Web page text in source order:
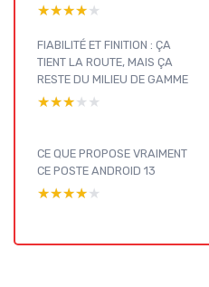
★★★★★
★★★★★
FIABILITÉ ET FINITION : ÇA
TIENT LA ROUTE, MAIS ÇA
RESTE DU MILIEU DE GAMME
★★★★★
★★★★★
CE QUE PROPOSE VRAIMENT
CE POSTE ANDROID 13
★★★★★
★★★★★